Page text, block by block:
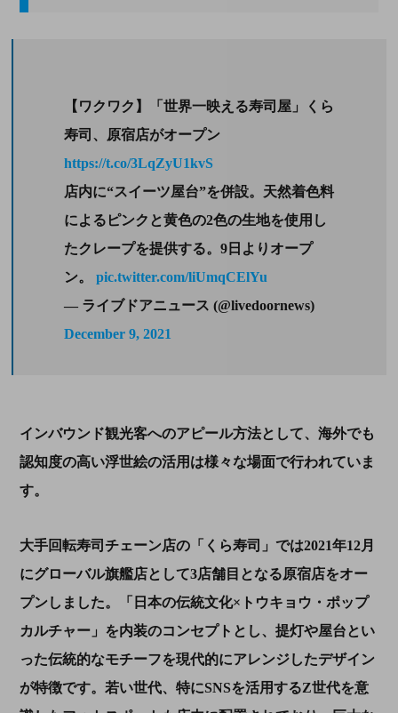
【ワクワク】「世界一映える寿司屋」くら
寿司、原宿店がオープン
https://t.co/3LqZyU1kvS
店内に“スイーツ屋台”を併設。天然着色料
によるピンクと黄色の2色の生地を使用し
たクレープを提供する。9日よりオープ
ン。 pic.twitter.com/liUmqCElYu
— ライブドアニュース (@livedoornews)
December 9, 2021
インバウンド観光客へのアピール方法として、海外でも
認知度の高い浮世絵の活用は様々な場面で行われていま
す。
大手回転寿司チェーン店の「くら寿司」では2021年12月
にグローバル旗艦店として3店舗目となる原宿店をオー
プンしました。「日本の伝統文化×トウキョウ・ポップ
カルチャー」を内装のコンセプトとし、提灯や屋台とい
った伝統的なモチーフを現代的にアレンジしたデザイン
が特徴です。若い世代、特にSNSを活用するZ世代を意